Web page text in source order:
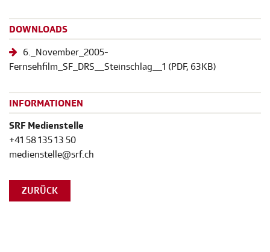
DOWNLOADS
6._November_2005-
Fernsehfilm_SF_DRS__Steinschlag__1 (PDF, 63KB)
INFORMATIONEN
SRF Medienstelle
+41 58 135 13 50
medienstelle@srf.ch
ZURÜCK